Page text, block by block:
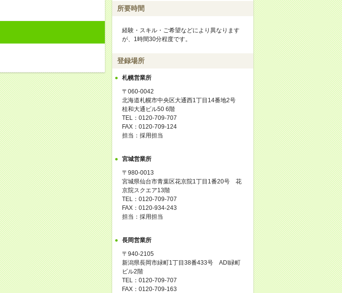
所要時間
経験・スキル・ご希望などにより異なります
が、1時間30分程度です。
登録場所
札幌営業所
〒060-0042
北海道札幌市中央区大通西1丁目14番地2号
桂和大通ビル50 6階
TEL：0120-709-707
FAX：0120-709-124
担当：採用担当
宮城営業所
〒980-0013
宮城県仙台市青葉区花京院1丁目1番20号 花
京院スクエア13階
TEL：0120-709-707
FAX：0120-934-243
担当：採用担当
長岡営業所
〒940-2105
新潟県長岡市緑町1丁目38番433号 ADI緑町
ビル2階
TEL：0120-709-707
FAX：0120-709-163